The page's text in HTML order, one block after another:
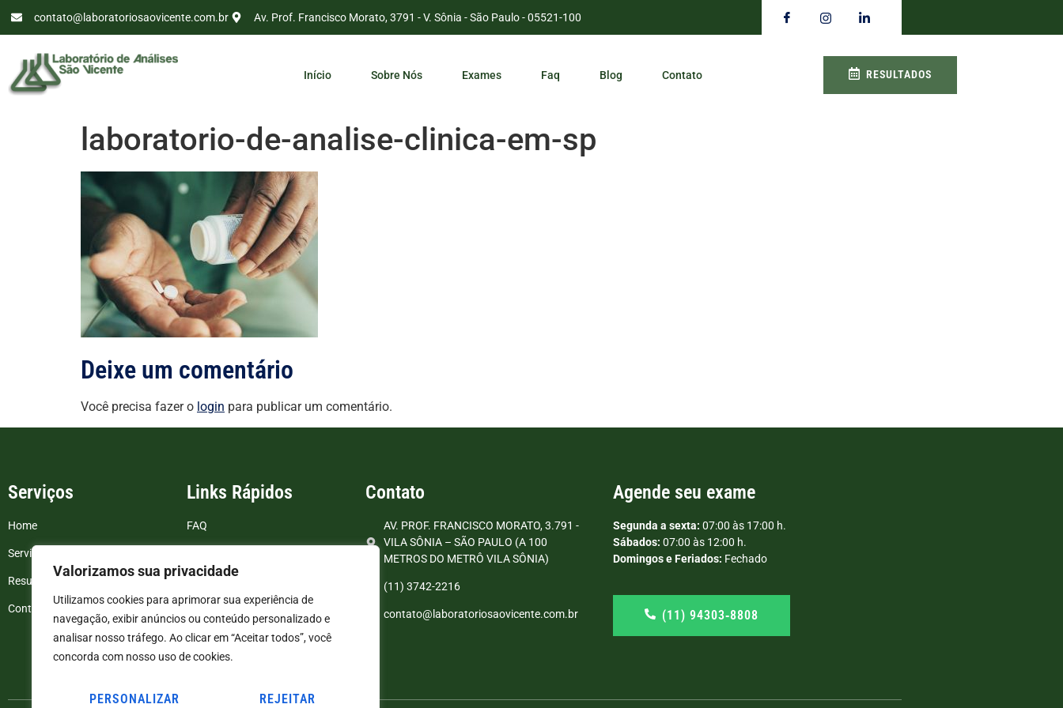
Valorizamos sua privacidade
Utilizamos cookies para aprimorar sua experiência de
navegação, exibir anúncios ou conteúdo personalizado e
analisar nosso tráfego. Ao clicar em “Aceitar todos”, você
concorda com nosso uso de cookies.
PERSONALIZAR REJEITAR
contato@laboratoriosaovicente.com.br Av. Prof. Francisco Morato, 3791 - V. Sônia - São Paulo - 05521-100
Início Sobre Nós Exames Faq Blog Contato RESULTADOS
laboratorio-de-analise-clinica-em-sp
Deixe um comentário
Você precisa fazer o login para publicar um comentário.
Serviços
Home
Serviços
Resultados de exames
Contato
Links Rápidos
FAQ
Termos e Condições
Contato
AV. PROF. FRANCISCO MORATO, 3.791 -
VILA SÔNIA – SÃO PAULO (A 100
METROS DO METRÔ VILA SÔNIA)
(11) 3742-2216
contato@laboratoriosaovicente.com.br
Agende seu exame
Segunda a sexta: 07:00 às 17:00 h.
Sábados: 07:00 às 12:00 h.
Domingos e Feriados: Fechado
(11) 94303‑8808